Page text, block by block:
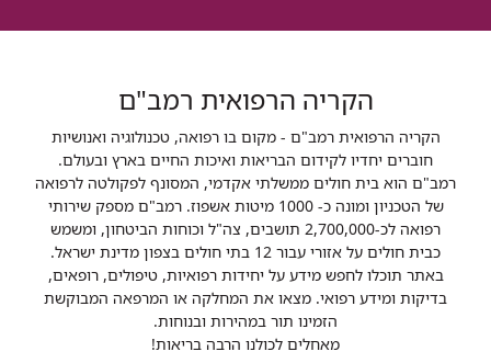
הקריה הרפואית רמב"ם
הקריה הרפואית רמב"ם - מקום בו רפואה, טכנולוגיה ואנושיות
חוברים יחדיו לקידום הבריאות ואיכות החיים בארץ ובעולם.
רמב"ם הוא בית חולים ממשלתי אקדמי, המסונף לפקולטה לרפואה
של הטכניון ומונה כ- 1000 מיטות אשפוז. רמב"ם מספק שירותי
רפואה לכ-2,700,000 תושבים, צה"ל וכוחות הביטחון, ומשמש
כבית חולים על אזורי עבור 12 בתי חולים בצפון מדינת ישראל.
באתר תוכלו לחפש מידע על יחידות רפואיות, טיפולים, רופאים,
בדיקות ומידע רפואי. מצאו את המחלקה או המרפאה המבוקשת
הזמינו תור במהירות ובנוחות.
מאחלים לכולנו הרבה בריאות!